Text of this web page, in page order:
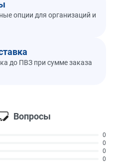
опции для организаций и
до ПВЗ при сумме заказа
Вопросы
0
0
0
0